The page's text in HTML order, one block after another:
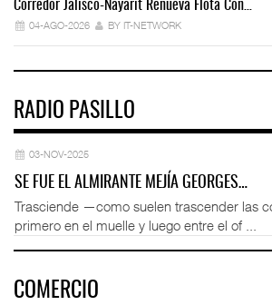
Corredor Jalisco-Nayarit Renueva Flota Con…
04-AGO-2026 BY IT-NETWORK
RADIO PASILLO
03-NOV-2025
SE FUE EL ALMIRANTE MEJÍA GEORGES…
Trasciende —como suelen trascender las
primero en el muelle y luego entre el of ...
COMERCIO